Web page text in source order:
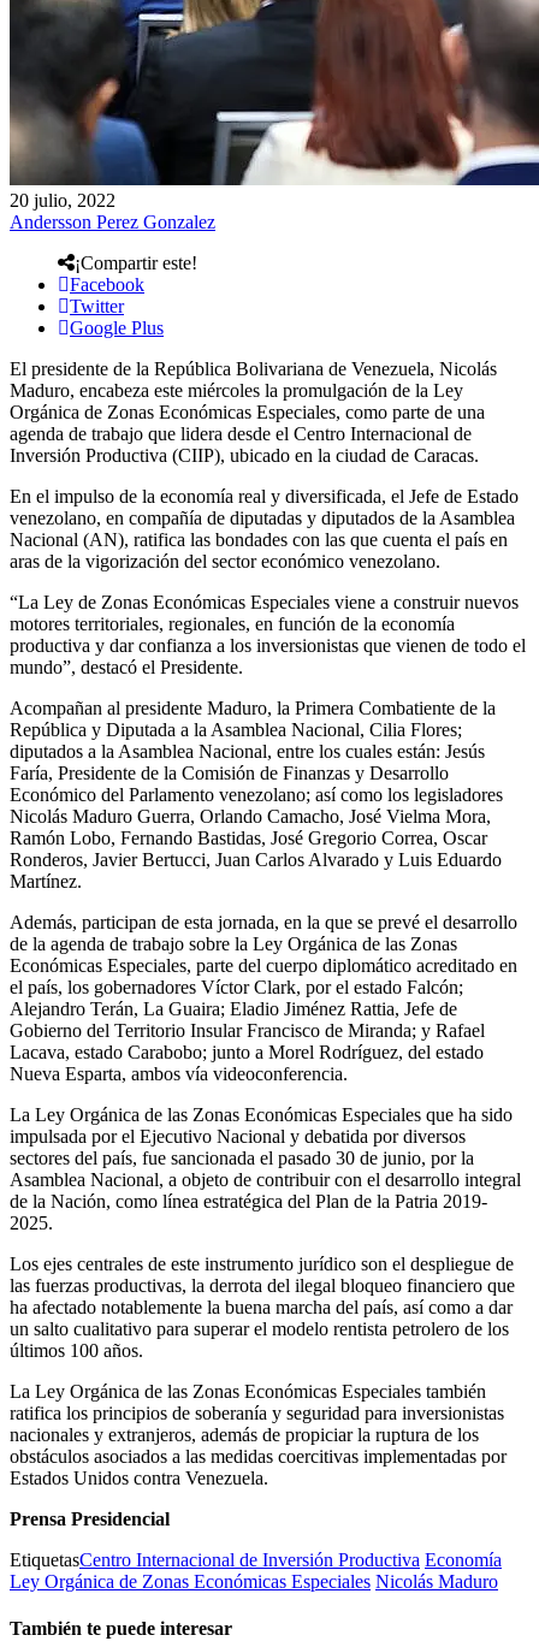
20 julio, 2022
Andersson Perez Gonzalez
¡Compartir este!
Facebook
Twitter
Google Plus
El presidente de la República Bolivariana de Venezuela, Nicolás
Maduro, encabeza este miércoles la promulgación de la Ley
Orgánica de Zonas Económicas Especiales, como parte de una
agenda de trabajo que lidera desde el Centro Internacional de
Inversión Productiva (CIIP), ubicado en la ciudad de Caracas.
En el impulso de la economía real y diversificada, el Jefe de Estado
venezolano, en compañía de diputadas y diputados de la Asamblea
Nacional (AN), ratifica las bondades con las que cuenta el país en
aras de la vigorización del sector económico venezolano.
“La Ley de Zonas Económicas Especiales viene a construir nuevos
motores territoriales, regionales, en función de la economía
productiva y dar confianza a los inversionistas que vienen de todo el
mundo”, destacó el Presidente.
Acompañan al presidente Maduro, la Primera Combatiente de la
República y Diputada a la Asamblea Nacional, Cilia Flores;
diputados a la Asamblea Nacional, entre los cuales están: Jesús
Faría, Presidente de la Comisión de Finanzas y Desarrollo
Económico del Parlamento venezolano; así como los legisladores
Nicolás Maduro Guerra, Orlando Camacho, José Vielma Mora,
Ramón Lobo, Fernando Bastidas, José Gregorio Correa, Oscar
Ronderos, Javier Bertucci, Juan Carlos Alvarado y Luis Eduardo
Martínez.
Además, participan de esta jornada, en la que se prevé el desarrollo
de la agenda de trabajo sobre la Ley Orgánica de las Zonas
Económicas Especiales, parte del cuerpo diplomático acreditado en
el país, los gobernadores Víctor Clark, por el estado Falcón;
Alejandro Terán, La Guaira; Eladio Jiménez Rattia, Jefe de
Gobierno del Territorio Insular Francisco de Miranda; y Rafael
Lacava, estado Carabobo; junto a Morel Rodríguez, del estado
Nueva Esparta, ambos vía videoconferencia.
La Ley Orgánica de las Zonas Económicas Especiales que ha sido
impulsada por el Ejecutivo Nacional y debatida por diversos
sectores del país, fue sancionada el pasado 30 de junio, por la
Asamblea Nacional, a objeto de contribuir con el desarrollo integral
de la Nación, como línea estratégica del Plan de la Patria 2019-
2025.
Los ejes centrales de este instrumento jurídico son el despliegue de
las fuerzas productivas, la derrota del ilegal bloqueo financiero que
ha afectado notablemente la buena marcha del país, así como a dar
un salto cualitativo para superar el modelo rentista petrolero de los
últimos 100 años.
La Ley Orgánica de las Zonas Económicas Especiales también
ratifica los principios de soberanía y seguridad para inversionistas
nacionales y extranjeros, además de propiciar la ruptura de los
obstáculos asociados a las medidas coercitivas implementadas por
Estados Unidos contra Venezuela.
Prensa Presidencial
EtiquetasCentro Internacional de Inversión Productiva Economía
Ley Orgánica de Zonas Económicas Especiales Nicolás Maduro
También te puede interesar